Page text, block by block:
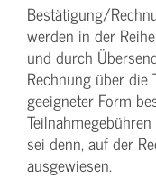
Bestätigung­/
werden in der
und durch
Rechnung über die
geeigneter Form
sei denn, auf der
ausgewiesen.